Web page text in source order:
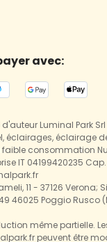
avec:
Luminal Park
éclairages, éclairage
faible consommation
IT 04199420235
11 - 37126 Verona;
46025 Poggio Rusco
même partielle.
peuvent être